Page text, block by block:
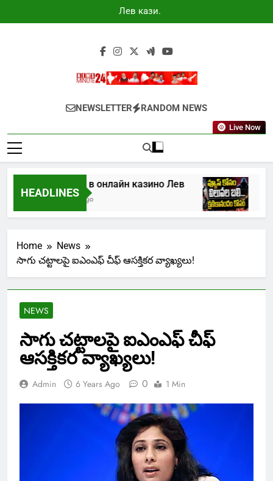
to
Лев казино
промокоды
Newsminute24
Get All Updated Telugu News
NEWSLETTER RANDOM NEWS
Live Now
HEADLINES
Играть в онлайн казино Лев
1 Week Ago
Home
News
సాగు చట్టాలపై ఐఎంఎఫ్ చీఫ్ ఆసక్తికర వ్యాఖ్యలు!
NEWS
సాగు చట్టాలపై ఐఎంఎఫ్ చీఫ్
ఆసక్తికర వ్యాఖ్యలు!
Admin 6 Years Ago 0 1 Min